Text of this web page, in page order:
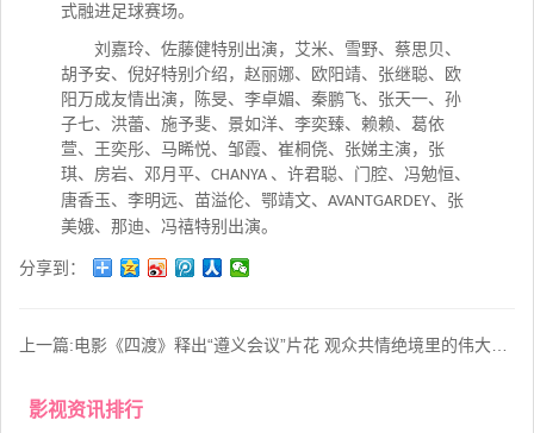
式融进足球赛场。
刘嘉玲、佐藤健特别出演，艾米、雪野、蔡思贝、
胡予安、倪好特别介绍，赵丽娜、欧阳靖、张继聪、欧
阳万成友情出演，陈旻、李卓媚、秦鹏飞、张天一、孙
子七、洪蕾、施予斐、景如洋、李奕臻、赖赖、葛依
萱、王奕彤、马睎悦、邹霞、崔桐侥、张娣主演，张
琪、房岩、邓月平、 CHANYA 、许君聪、门腔、冯勉恒、
唐香玉、李明远、苗溢伦、鄂靖文、 AVANTGARDEY、张
美娥、那迪、冯禧特别出演。
分享到：
上一篇:电影《四渡》释出“遵义会议”片花 观众共情绝境里的伟大转折
影视资讯排行